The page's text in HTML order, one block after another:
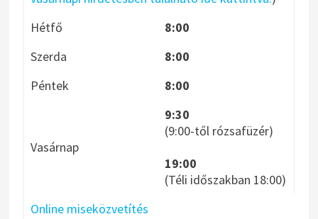
Hétfő
8:00
Szerda
8:00
Péntek
8:00
Vasárnap
9:30
(9:00-től rózsafüzér)
19:00
(Téli időszakban 18:00)
Online miseközvetítés